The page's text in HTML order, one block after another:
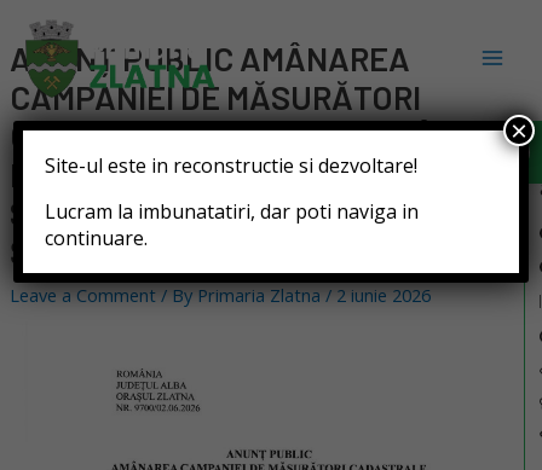
ANUNȚ PUBLIC AMÂNAREA
CAMPANIEI DE MĂSURĂTORI
CADASTRALE SISTEMATICE ÎN
LOCALITATEA FENEȘ –
SECTOARELE CADASTRALE NR. 12
ȘI 14
Leave a Comment / ByPrimaria Zlatna/2 iunie 2026
Site-ul este in reconstructie si dezvoltare!
Lucram la imbunatatiri, dar poti naviga in
continuare.
×